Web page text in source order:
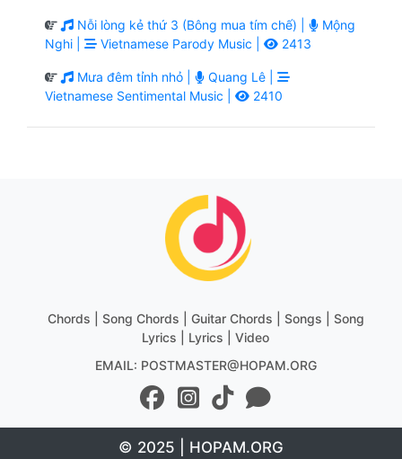
Nỗi lòng kẻ thứ 3 (Bông mua tím chế) |
Mộng
Nghi |
Vietnamese Parody Music | 2413
Mưa đêm tỉnh nhỏ |
Quang Lê |
Vietnamese Sentimental Music |
2410
Chords | Song Chords | Guitar Chords | Songs | Song
Lyrics | Lyrics | Video
EMAIL: POSTMASTER@HOPAM.ORG
© 2025 | HOPAM.ORG